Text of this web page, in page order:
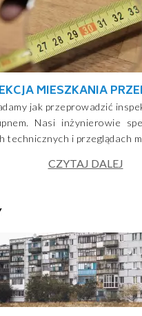
MIESZKANIA
jak przeprowadzić
Nasi inżynierowie
technicznych i przeglądach
CZYTAJ DALEJ